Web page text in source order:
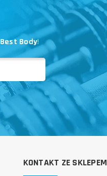
Best Body!
KONTAKT ZE SKLEPEM